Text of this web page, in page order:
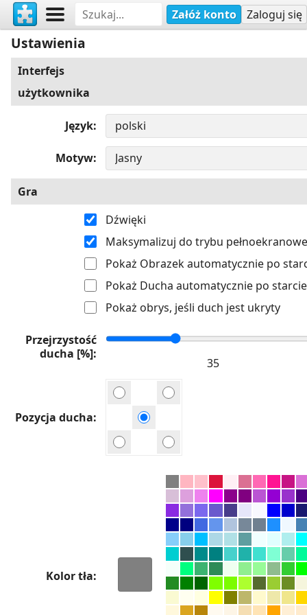
Załóż konto Zaloguj się
Ustawienia
Interfejs
użytkownika
Język
Motyw
Gra
Dźwięki
Maksymalizuj do trybu
Pokaż Obrazek automatycznie po
Pokaż Ducha automatycznie po starcie
Pokaż obrys, jeśli duch jest ukryty
Przejrzystość
ducha [%]
Pozycja ducha
Kolor tła